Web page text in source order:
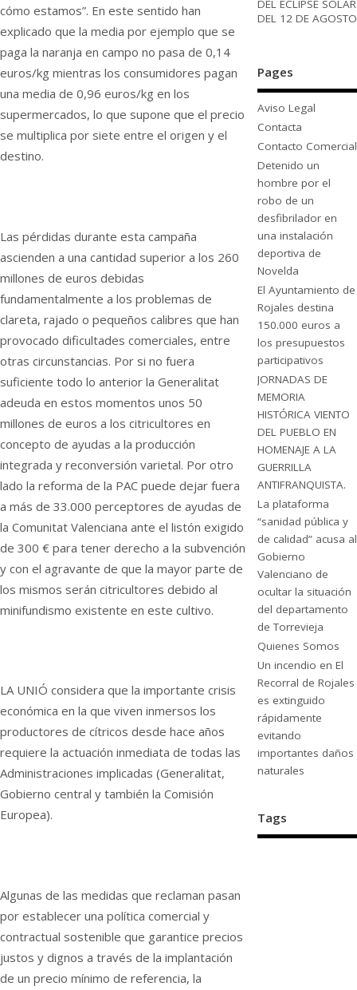
cómo estamos”. En este sentido han
explicado que la media por ejemplo que se
paga la naranja en campo no pasa de 0,14
euros/kg mientras los consumidores pagan
una media de 0,96 euros/kg en los
supermercados, lo que supone que el precio
se multiplica por siete entre el origen y el
destino.
Las pérdidas durante esta campaña
ascienden a una cantidad superior a los 260
millones de euros debidas
fundamentalmente a los problemas de
clareta, rajado o pequeños calibres que han
provocado dificultades comerciales, entre
otras circunstancias. Por si no fuera
suficiente todo lo anterior la Generalitat
adeuda en estos momentos unos 50
millones de euros a los citricultores en
concepto de ayudas a la producción
integrada y reconversión varietal. Por otro
lado la reforma de la PAC puede dejar fuera
a más de 33.000 perceptores de ayudas de
la Comunitat Valenciana ante el listón exigido
de 300 € para tener derecho a la subvención
y con el agravante de que la mayor parte de
los mismos serán citricultores debido al
minifundismo existente en este cultivo.
LA UNIÓ considera que la importante crisis
económica en la que viven inmersos los
productores de cítricos desde hace años
requiere la actuación inmediata de todas las
Administraciones implicadas (Generalitat,
Gobierno central y también la Comisión
Europea).
Algunas de las medidas que reclaman pasan
por establecer una política comercial y
contractual sostenible que garantice precios
justos y dignos a través de la implantación
de un precio mínimo de referencia, la
DEL ECLIPSE SOLAR
DEL 12 DE AGOSTO
Pages
Aviso Legal
Contacta
Contacto Comercial
Detenido un
hombre por el
robo de un
desfibrilador en
una instalación
deportiva de
Novelda
El Ayuntamiento de
Rojales destina
150.000 euros a
los presupuestos
participativos
JORNADAS DE
MEMORIA
HISTÓRICA VIENTO
DEL PUEBLO EN
HOMENAJE A LA
GUERRILLA
ANTIFRANQUISTA.
La plataforma
“sanidad pública y
de calidad” acusa al
Gobierno
Valenciano de
ocultar la situación
del departamento
de Torrevieja
Quienes Somos
Un incendio en El
Recorral de Rojales
es extinguido
rápidamente
evitando
importantes daños
naturales
Tags